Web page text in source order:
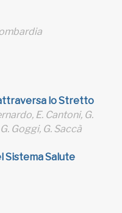
lo Stretto
E. Cantoni, G.
Goggi, G. Saccà
Sistema Salute